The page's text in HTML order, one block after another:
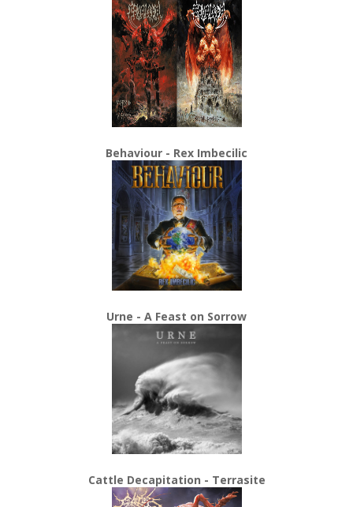
Behaviour - Rex Imbecilic
Urne - A Feast on Sorrow
Cattle Decapitation - Terrasite